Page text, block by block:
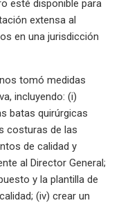
esté disponible para
extensa al
en una jurisdicción
tomó medidas
incluyendo: (i)
batas quirúrgicas
costuras de las
de calidad y
al Director General;
y la plantilla de
(iv) crear un